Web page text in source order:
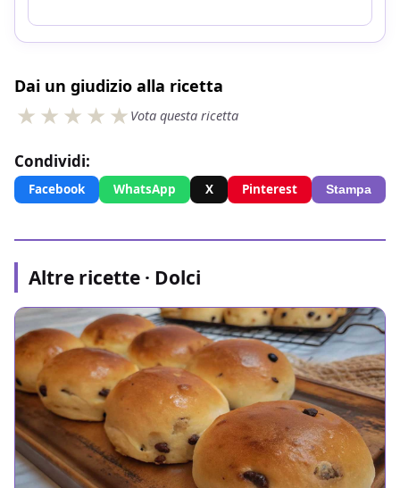
Dai un giudizio alla ricetta
Vota questa ricetta
Condividi:
Facebook WhatsApp X Pinterest Stampa
Altre ricette · Dolci